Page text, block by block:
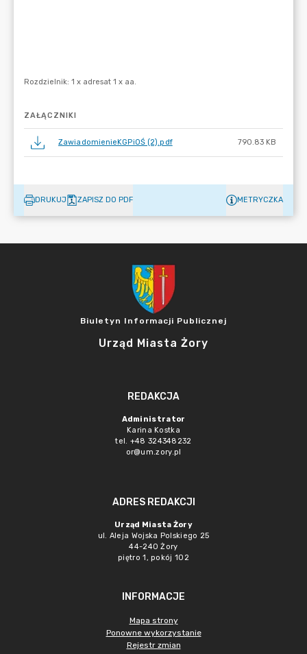
ZAŁĄCZNIKI
ZawiadomienieKGPiOŚ (2).pdf 790.83 KB
DRUKUJ ZAPISZ DO PDF METRYCZKA
Biuletyn Informacji Publicznej
Urząd Miasta Żory
REDAKCJA
Administrator
Karina Kostka
tel. +48 324348232
or@um.zory.pl
ADRES REDAKCJI
Urząd Miasta Żory
ul. Aleja Wojska Polskiego 25
44-240 Żory
piętro 1, pokój 102
INFORMACJE
Mapa strony
Ponowne wykorzystanie
Rejestr zmian